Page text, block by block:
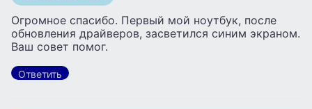
Огромное спасибо. Первый мой ноутбук, после
обновления драйверов, засветился синим экраном.
Ваш совет помог.
Ответить